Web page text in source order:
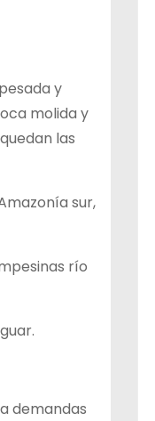
y
molida y
las
sur,
río
demandas